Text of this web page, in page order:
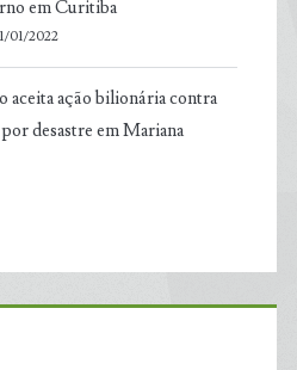
em Curitiba
01/2022
aceita ação bilionária contra
desastre em Mariana